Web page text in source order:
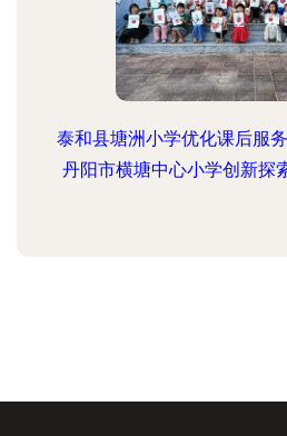
泰和县塘洲小学优化课后服务
丹阳市横塘中心小学创新探